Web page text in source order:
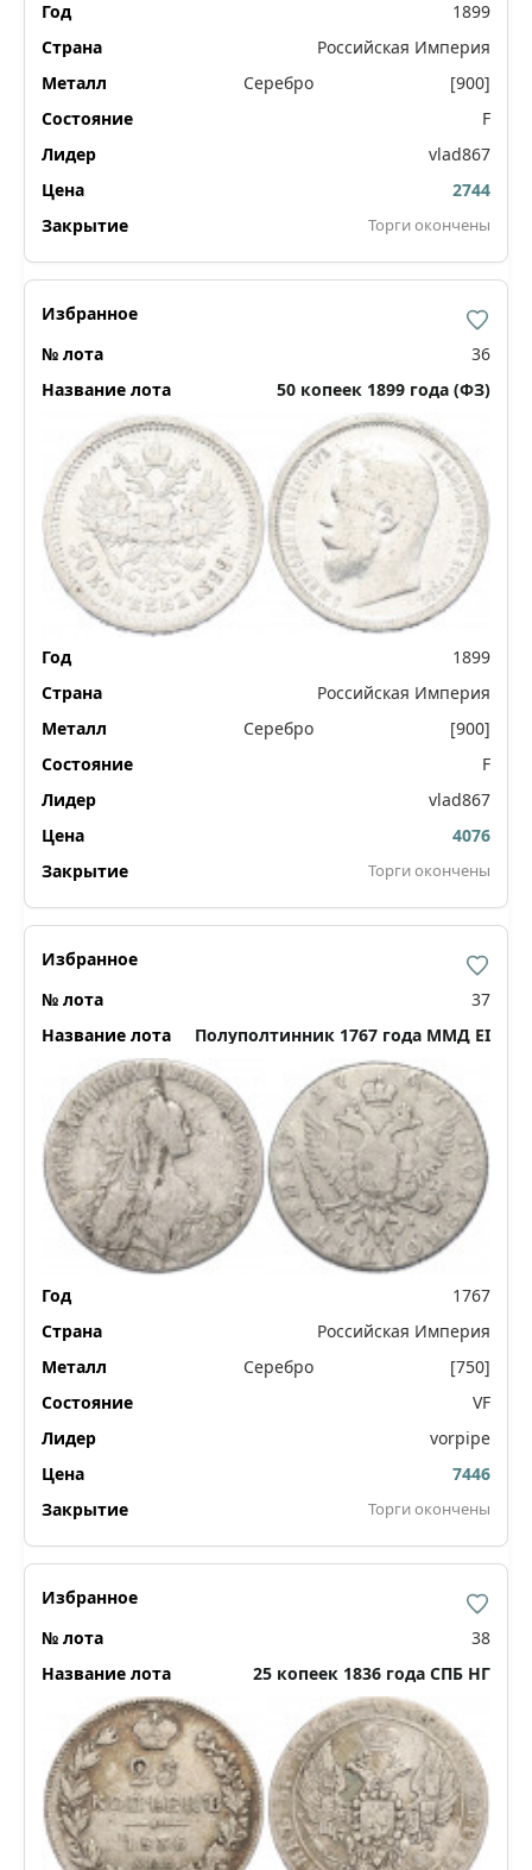
1899
Российская Империя
Серебро
[900]
F
vlad867
2744
Торги окончены
36
50 копеек 1899 года (ФЗ)
1899
Российская Империя
Серебро
[900]
F
vlad867
4076
Торги окончены
37
Полуполтинник 1767 года ММД ЕI
1767
Российская Империя
Серебро
[750]
VF
vorpipe
7446
Торги окончены
38
25 копеек 1836 года СПБ НГ